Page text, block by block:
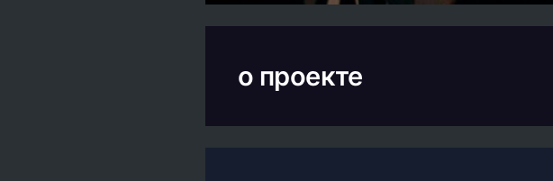
о проекте